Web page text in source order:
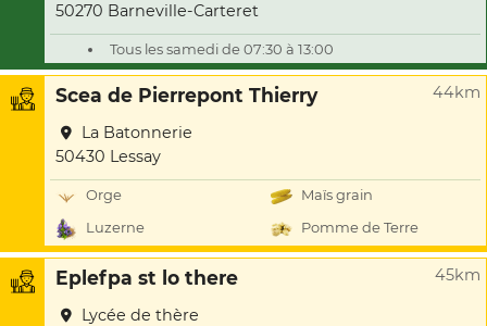
50270 Barneville-Carteret
Tous les samedi de 07:30 à 13:00
Scea de Pierrepont Thierry 44km
La Batonnerie
50430 Lessay
Orge
Maïs grain
Luzerne
Pomme de Terre
Eplefpa st lo there 45km
Lycée de thère